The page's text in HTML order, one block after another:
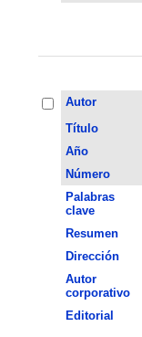
Autor
Título
Año
Número
Palabras
clave
Resumen
Dirección
Autor
corporativo
Editorial